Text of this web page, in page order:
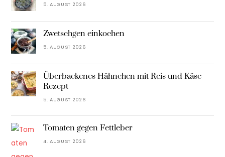
5. AUGUST 2026
Zwetschgen einkochen
5. AUGUST 2026
Überbackenes Hähnchen mit Reis und Käse
Rezept
5. AUGUST 2026
Tomaten gegen Fettleber
4. AUGUST 2026